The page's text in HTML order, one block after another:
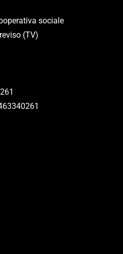
sociale
(TV)